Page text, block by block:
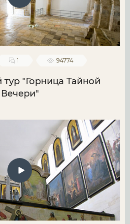
1 94774
"Горница Тайной
Вечери"